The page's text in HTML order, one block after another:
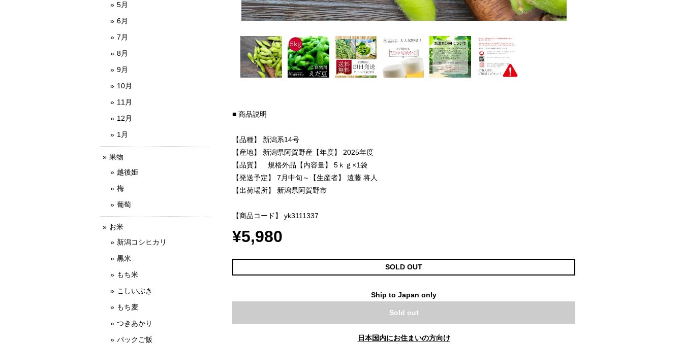
■ 商品説明
【品種】 新潟系14号
【産地】 新潟県阿賀野産【年度】 2025年度
【品質】 規格外品【内容量】 5ｋｇ×1袋
【発送予定】 7月中旬～【生産者】 遠藤 将人
【出荷場所】 新潟県阿賀野市
【商品コード】 yk3111337
¥5,980
SOLD OUT
Ship to Japan only
Sold out
日本国内にお住まいの方向け
5月
6月
7月
8月
9月
10月
11月
12月
1月
果物
越後姫
梅
葡萄
お米
新潟コシヒカリ
黒米
もち米
こしいぶき
もち麦
つきあかり
パックご飯